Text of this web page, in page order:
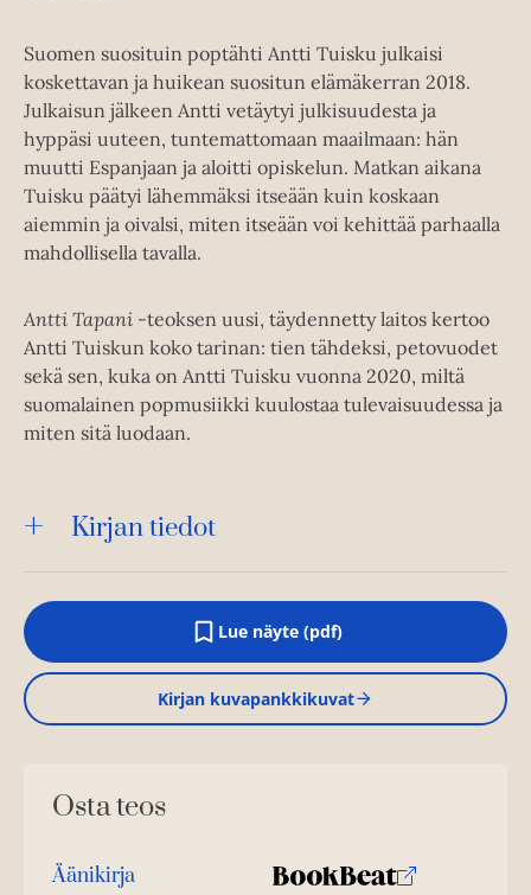
Suomen suosituin poptähti Antti Tuisku julkaisi
koskettavan ja huikean suositun elämäkerran 2018.
Julkaisun jälkeen Antti vetäytyi julkisuudesta ja
hyppäsi uuteen, tuntemattomaan maailmaan: hän
muutti Espanjaan ja aloitti opiskelun. Matkan aikana
Tuisku päätyi lähemmäksi itseään kuin koskaan
aiemmin ja oivalsi, miten itseään voi kehittää parhaalla
mahdollisella tavalla.
Antti Tapani -teoksen uusi, täydennetty laitos kertoo
Antti Tuiskun koko tarinan: tien tähdeksi, petovuodet
sekä sen, kuka on Antti Tuisku vuonna 2020, miltä
suomalainen popmusiikki kuulostaa tulevaisuudessa ja
miten sitä luodaan.
Kirjan tiedot
Lue näyte (pdf)
A
u
k
e
a
n
v
Kirjan kuvapankkikuvat
Osta teos
K
Äänikirja
B